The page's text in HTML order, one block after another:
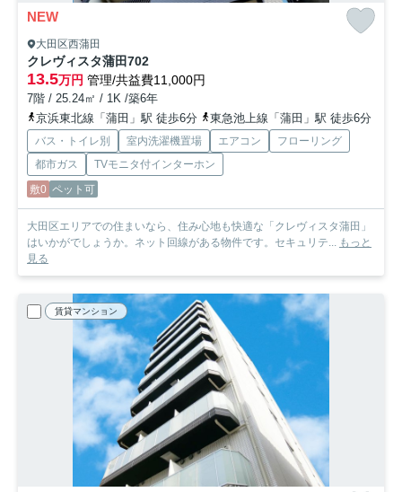
NEW
大田区西蒲田
クレヴィスタ蒲田702
13.5万円 管理/共益費11,000円
7階 / 25.24㎡ / 1K /築6年
京浜東北線「蒲田」駅 徒歩6分
東急池上線「蒲田」駅 徒歩6分
バス・トイレ別 室内洗濯機置場 エアコン
フローリング
都市ガス
TVモニタ付インターホン
敷0 ペット可
大田区エリアでの住まいなら、住み心地も快適な「クレヴィスタ蒲田」
はいかがでしょうか。ネット回線がある物件です。セキュリテ... もっと
見る
賃貸マンション